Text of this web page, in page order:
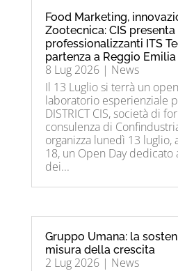
Food Marketing,
Zootecnica: CIS
professionalizzanti ITS
partenza a Reggio Emilia
8 Lug 2026| News
Il 13 Luglio si terrà un
laboratorio esperienziale
DISTRICT CIS, società di
consulenza di
organizza lunedì 13 luglio,
18, un Open Day dedicato
dei...
Gruppo Umana: la
misura della crescita
2 Lug 2026| News